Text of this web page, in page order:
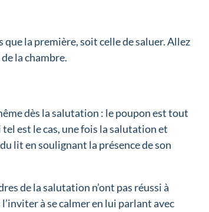
la première, soit celle de saluer. Allez
la chambre.
dès la salutation : le poupon est tout
est le cas, une fois la salutation et
lit en soulignant la présence de son
de la salutation n’ont pas réussi à
à se calmer en lui parlant avec